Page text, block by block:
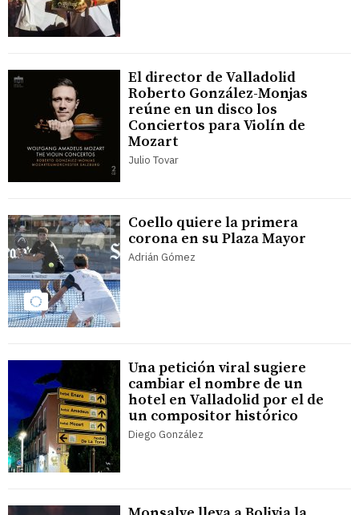
El director de Valladolid
Roberto González-Monjas
reúne en un disco los
Conciertos para Violín de
Mozart
Julio Tovar
Coello quiere la primera
corona en su Plaza Mayor
Adrián Gómez
Una petición viral sugiere
cambiar el nombre de un
hotel en Valladolid por el de
un compositor histórico
Diego González